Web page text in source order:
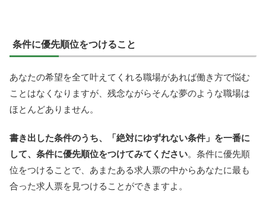
条件に優先順位をつけること
あなたの希望を全て叶えてくれる職場があれば働き方で悩む
ことはなくなりますが、残念ながらそんな夢のような職場は
ほとんどありません。
書き出した条件のうち、「絶対にゆずれない条件」を一番に
して、条件に優先順位をつけてみてください。条件に優先順
位をつけることで、あまたある求人票の中からあなたに最も
合った求人票を見つけることができますよ。